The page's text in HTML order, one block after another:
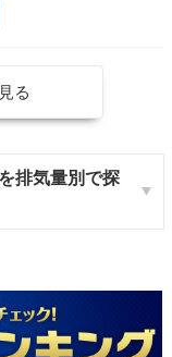
る
排気量別で探